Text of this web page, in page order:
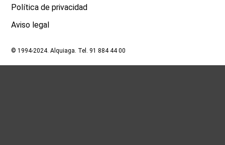
Política de privacidad
Aviso legal
© 1994-2024. Alquiaga. Tel. 91 884 44 00